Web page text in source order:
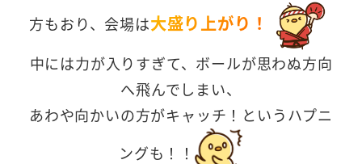
方もおり、会場は大盛り上がり！
中には力が入りすぎて、ボールが思わぬ方向
へ飛んでしまい、
あわや向かいの方がキャッチ！というハプニ
ングも！！